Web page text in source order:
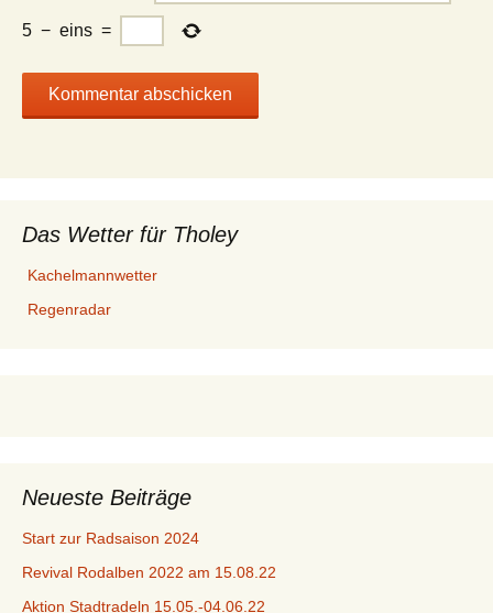
5 − eins =
Das Wetter für Tholey
Kachelmannwetter
Regenradar
Neueste Beiträge
Start zur Radsaison 2024
Revival Rodalben 2022 am 15.08.22
Aktion Stadtradeln 15.05.-04.06.22